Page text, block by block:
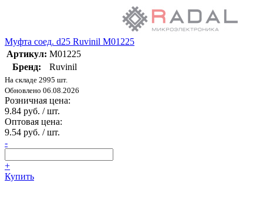
Муфта соед. d25 Ruvinil М01225
Артикул: М01225
Бренд:
Ruvinil
На складе 2995 шт.
Обновлено 06.08.2026
Розничная цена:
9.84 руб. / шт.
Оптовая цена:
9.54 руб. / шт.
-
+
Купить